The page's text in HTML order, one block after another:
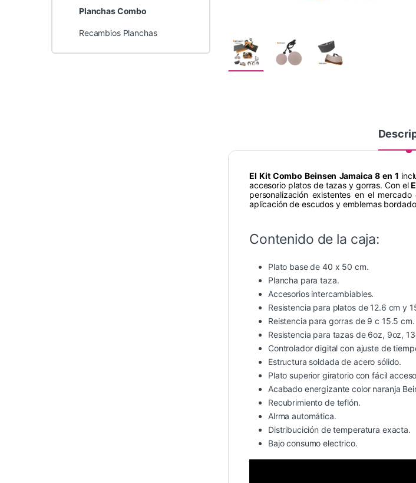
El Kit Combo Beinsen Jamaica 8 en 1
accesorio platos de tazas y gorras. Con el
personalización existentes en el
aplicación de escudos y emblemas
Contenido de la caja:
Plato base de 40 x 50 cm.
Plancha para taza.
Accesorios intercambiables.
Resistencia para platos de 12.6 cm y
Reistencia para gorras de 9 c 15.5 cm.
Resistencia para tazas de 6oz, 9oz,
Controlador digital con ajuste de
Estructura soldada de acero sólido.
Plato superior giratorio con fácil
Acabado energizante color naranja
Recubrimiento de teflón.
Alrma automática.
Distribucición de temperatura exacta.
Bajo consumo electrico.
Planchas Combo
Recambios Planchas